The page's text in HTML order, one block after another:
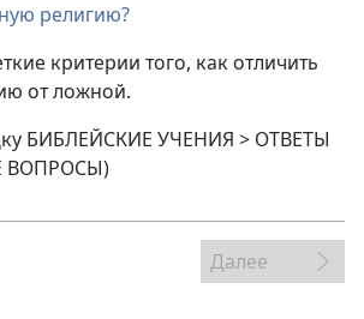
религию?
критерии того, как отличить
от ложной.
БИБЛЕЙСКИЕ УЧЕНИЯ > ОТВЕТЫ
ВОПРОСЫ)
Далее